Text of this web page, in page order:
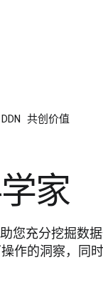
共创价值
家
您充分挖掘数
作的洞察，同